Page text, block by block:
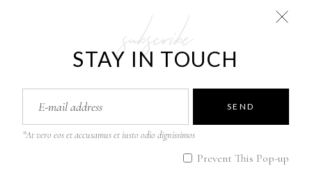
subscribe
STAY IN TOUCH
SEND
*At vero eos et accusamus et iusto odio dignissimos
Prevent This Pop-up
Apr
08